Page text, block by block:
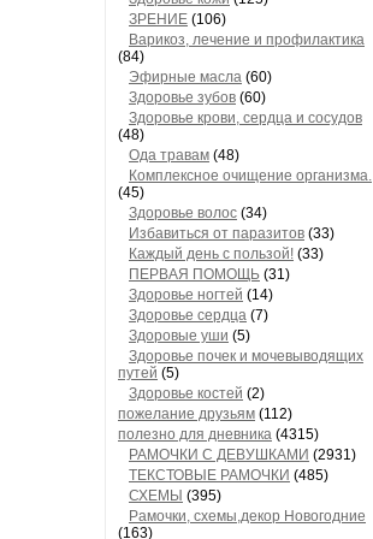
ЗРЕНИЕ (106)
Варикоз, лечение и профилактика
(84)
Эфирные масла (60)
Здоровье зубов (60)
Здоровье крови, сердца и сосудов
(48)
Ода травам (48)
Комплексное очищение организма.
(45)
Здоровье волос (34)
Избавиться от паразитов (33)
Каждый день с пользой! (33)
ПЕРВАЯ ПОМОЩЬ (31)
Здоровье ногтей (14)
Здоровье сердца (7)
Здоровые уши (5)
Здоровье почек и мочевыводящих
путей (5)
Здоровье костей (2)
пожелание друзьям (112)
полезно для дневника (4315)
РАМОЧКИ С ДЕВУШКАМИ (2931)
ТЕКСТОВЫЕ РАМОЧКИ (485)
СХЕМЫ (395)
Рамочки, схемы,декор Новогодние
(163)